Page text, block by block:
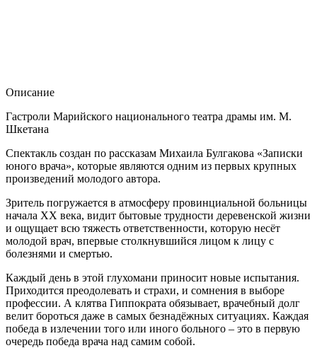
Описание
Гастроли Марийского национального театра драмы им. М.
Шкетана
Спектакль создан по рассказам Михаила Булгакова «Записки
юного врача», которые являются одним из первых крупных
произведений молодого автора.
Зритель погружается в атмосферу провинциальной больницы
начала XX века, видит бытовые трудности деревенской жизни
и ощущает всю тяжесть ответственности, которую несёт
молодой врач, впервые столкнувшийся лицом к лицу с
болезнями и смертью.
Каждый день в этой глухомани приносит новые испытания.
Приходится преодолевать и страхи, и сомнения в выборе
профессии. А клятва Гиппократа обязывает, врачебный долг
велит бороться даже в самых безнадёжных ситуациях. Каждая
победа в излечении того или иного больного – это в первую
очередь победа врача над самим собой.